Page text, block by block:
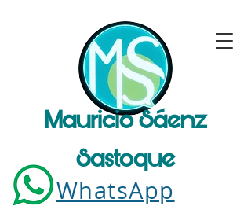
Mauricio Sáenz
Sastoque
WhatsApp